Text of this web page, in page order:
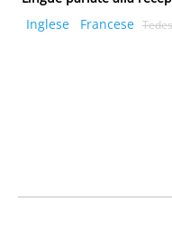
Inglese
Francese